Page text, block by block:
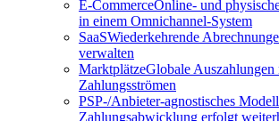
E-CommerceOnline- und
in einem Omnichannel-System
SaaSWiederkehrende
verwalten
MarktplätzeGlobale
Zahlungsströmen
PSP-/Anbieter‑agnostisches Modell
Zahlungsabwicklung erfolgt